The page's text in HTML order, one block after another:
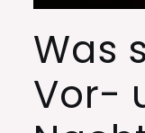
Was
Vor-